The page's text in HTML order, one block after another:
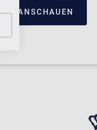
ANSCHAUEN